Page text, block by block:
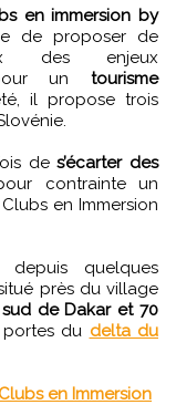
en immersion by
de proposer de
des enjeux
un tourisme
il propose trois
des’écarter des
contrainte un
en Immersion
depuis quelques
près du village
de Dakar et 70
du delta du
en Immersion